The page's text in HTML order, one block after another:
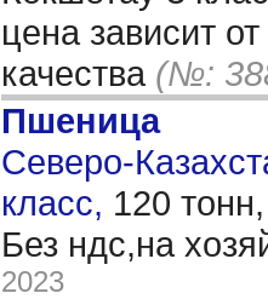
цена зависит
качества (№:
Пшеница
Северо-
класс, 120
Без ндс,на
2023